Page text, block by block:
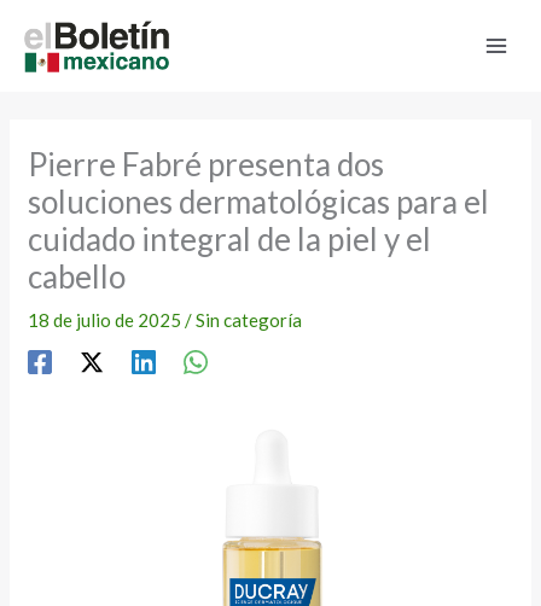
contenido
Pierre Fabré presenta dos
soluciones dermatológicas para el
cuidado integral de la piel y el
cabello
18 de julio de 2025/Sin categoría